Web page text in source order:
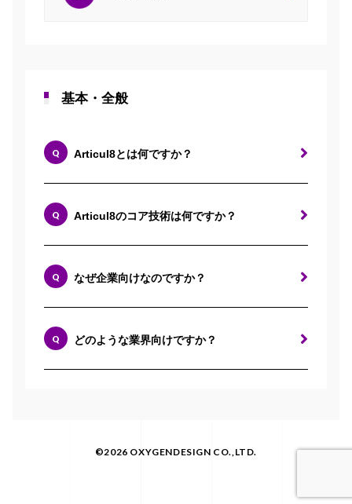
基本・全般
Articul8とは何ですか？
Articul8のコア技術は何ですか？
なぜ企業向けなのですか？
どのような業界向けですか？
©2026 OXYGENDESIGN CO.,LTD.